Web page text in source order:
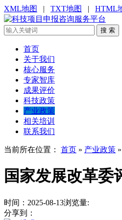
XML地图 | TXT地图 | HTML
搜 索
首页
关于我们
核心服务
专家智库
成果评价
科技政策
产业政策
相关培训
联系我们
当前所在位置： 首页 » 产业政策 »
国家发展改革委
时间：2025-08-13浏览量:
分享到：